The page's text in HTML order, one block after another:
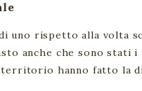
uno rispetto alla volta
anche che sono stati
territorio hanno fatto la